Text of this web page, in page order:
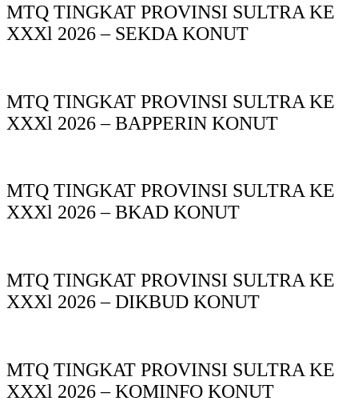
MTQ TINGKAT PROVINSI SULTRA KE
XXXl 2026 – SEKDA KONUT
MTQ TINGKAT PROVINSI SULTRA KE
XXXl 2026 – BAPPERIN KONUT
MTQ TINGKAT PROVINSI SULTRA KE
XXXl 2026 – BKAD KONUT
MTQ TINGKAT PROVINSI SULTRA KE
XXXl 2026 – DIKBUD KONUT
MTQ TINGKAT PROVINSI SULTRA KE
XXXl 2026 – KOMINFO KONUT